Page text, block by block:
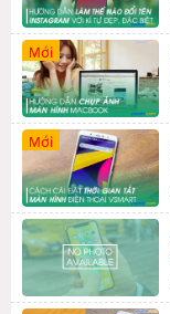
Mới
Mới